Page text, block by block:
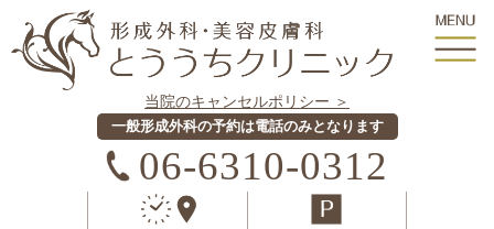
当院のキャンセルポリシー ＞
一般形成外科の予約は電話のみとなります
06-6310-0312